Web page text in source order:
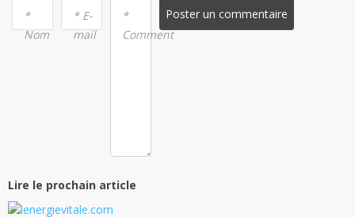
*
Nom
* E-
mail
*
Comment
Poster un commentaire
Lire le prochain article